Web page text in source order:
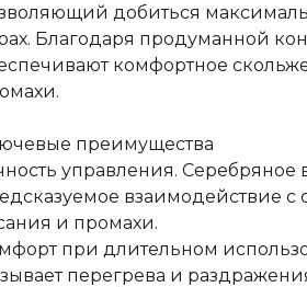
добиться
Благодаря продуманной
комфортное
преимущества
управления. Серебряное
взаимодействие
и промахи.
при длительном
перегрева и